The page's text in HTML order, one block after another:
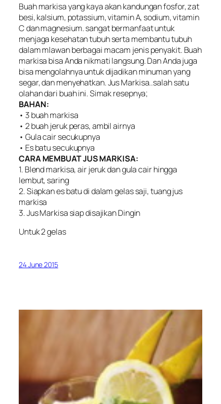
Buah markisa yang kaya akan kandungan fosfor, zat
besi, kalsium, potassium, vitamin A, sodium, vitamin
C dan magnesium. sangat bermanfaat untuk
menjaga kesehatan tubuh serta membantu tubuh
dalam mlawan berbagai macam jenis penyakit. Buah
markisa bisa Anda nikmati langsung. Dan Anda juga
bisa mengolahnya untuk dijadikan minuman yang
segar, dan menyehatkan. Jus Markisa..salah satu
olahan dari buah ini. Simak resepnya;
BAHAN:
• 3 buah markisa
• 2 buah jeruk peras, ambil airnya
• Gula cair secukupnya
• Es batu secukupnya
CARA MEMBUAT JUS MARKISA:
1. Blend markisa, air jeruk dan gula cair hingga
lembut, saring
2. Siapkan es batu di dalam gelas saji, tuang jus
markisa
3. Jus Markisa siap disajikan Dingin
Untuk 2 gelas
24 June 2015